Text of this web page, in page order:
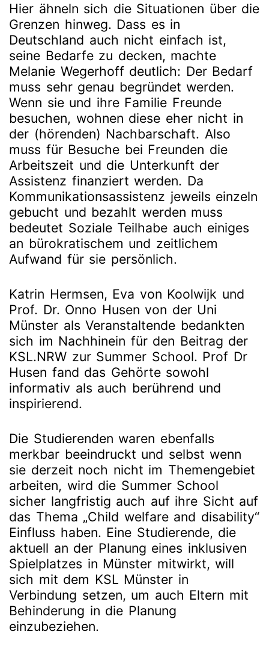
Hier ähneln sich die Situationen über die
Grenzen hinweg. Dass es in
Deutschland auch nicht einfach ist,
seine Bedarfe zu decken, machte
Melanie Wegerhoff deutlich: Der Bedarf
muss sehr genau begründet werden.
Wenn sie und ihre Familie Freunde
besuchen, wohnen diese eher nicht in
der (hörenden) Nachbarschaft. Also
muss für Besuche bei Freunden die
Arbeitszeit und die Unterkunft der
Assistenz finanziert werden. Da
Kommunikationsassistenz jeweils einzeln
gebucht und bezahlt werden muss
bedeutet Soziale Teilhabe auch einiges
an bürokratischem und zeitlichem
Aufwand für sie persönlich.
Katrin Hermsen, Eva von Koolwijk und
Prof. Dr. Onno Husen von der Uni
Münster als Veranstaltende bedankten
sich im Nachhinein für den Beitrag der
KSL.NRW zur Summer School. Prof Dr
Husen fand das Gehörte sowohl
informativ als auch berührend und
inspirierend.
Die Studierenden waren ebenfalls
merkbar beeindruckt und selbst wenn
sie derzeit noch nicht im Themengebiet
arbeiten, wird die Summer School
sicher langfristig auch auf ihre Sicht auf
das Thema „Child welfare and disability“
Einfluss haben. Eine Studierende, die
aktuell an der Planung eines inklusiven
Spielplatzes in Münster mitwirkt, will
sich mit dem KSL Münster in
Verbindung setzen, um auch Eltern mit
Behinderung in die Planung
einzubeziehen.